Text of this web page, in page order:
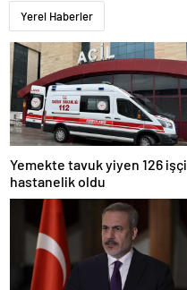
Yerel Haberler
Yemekte tavuk yiyen 126 işçi
hastanelik oldu